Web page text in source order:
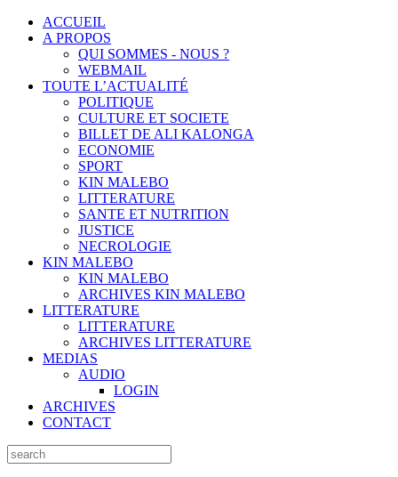
ACCUEIL
A PROPOS
QUI SOMMES - NOUS ?
WEBMAIL
TOUTE L’ACTUALITÉ
POLITIQUE
CULTURE ET SOCIETE
BILLET DE ALI KALONGA
ECONOMIE
SPORT
KIN MALEBO
LITTERATURE
SANTE ET NUTRITION
JUSTICE
NECROLOGIE
KIN MALEBO
KIN MALEBO
ARCHIVES KIN MALEBO
LITTERATURE
LITTERATURE
ARCHIVES LITTERATURE
MEDIAS
AUDIO
LOGIN
ARCHIVES
CONTACT